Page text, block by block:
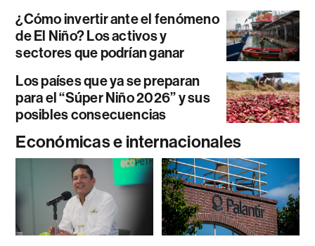
¿Cómo invertir ante el fenómeno
de El Niño? Los activos y
sectores que podrían ganar
Los países que ya se preparan
para el “Súper Niño 2026” y sus
posibles consecuencias
Económicas e internacionales